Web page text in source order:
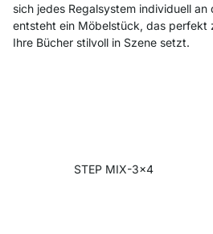
sich jedes Regalsystem individuell an
entsteht ein Möbelstück, das perfekt
Ihre Bücher stilvoll in Szene setzt.
STEP MIX-3x4